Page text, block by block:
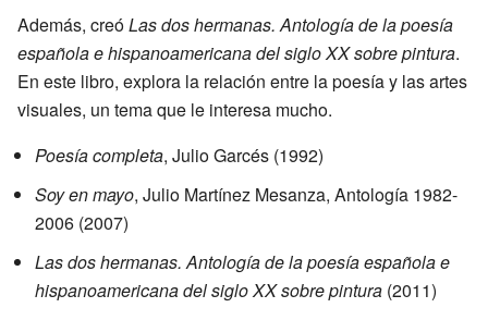
Además, creóLas dos hermanas. Antología de la poesía
española e hispanoamericana del siglo XX sobre pintura.
En este libro, explora la relación entre la poesía y las artes
visuales, un tema que le interesa mucho.
Poesía completa, Julio Garcés (1992)
Soy en mayo, Julio Martínez Mesanza, Antología 1982-
2006 (2007)
Las dos hermanas. Antología de la poesía española e
hispanoamericana del siglo XX sobre pintura (2011)